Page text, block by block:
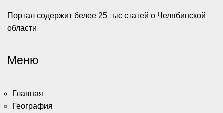
Портал содержит белее 25 тыс статей о Челябинской
области
Меню
Главная
География